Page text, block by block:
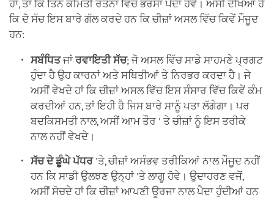
ਹਾਂ, ਤਾਂ ਕਿ ਤਿੰਨ ਕੀਮਤੀ ਰਤਨਾਂ ਵਿੱਚ ਭਰੋਸਾ ਪੈਦਾ ਹੋਵੇ। ਅਸੀਂ ਦੇਖਿਆ ਹੈ
ਕਿ ਦੋ ਸੱਚ ਇਸ ਬਾਰੇ ਗੱਲ ਕਰਦੇ ਹਨ ਕਿ ਚੀਜ਼ਾਂ ਅਸਲ ਵਿੱਚ ਕਿਵੇਂ ਮੌਜੂਦ
ਹਨ:
ਸਬੰਧਿਤਜਾਂਰਵਾਇਤੀ ਸੱਚ; ਜੋ ਅਸਲ ਵਿੱਚ ਸਾਡੇ ਸਾਹਮਣੇ ਪ੍ਰਗਟ
ਹੁੰਦਾ ਹੈ ਉਹ ਕਾਰਨਾਂ ਅਤੇ ਸਥਿਤੀਆਂ ਤੇ ਨਿਰਭਰ ਕਰਦਾ ਹੈ। ਜੇ
ਅਸੀਂ ਵੇਖਦੇ ਹਾਂ ਕਿ ਚੀਜ਼ਾਂ ਅਸਲ ਵਿੱਚ ਇਸ ਸੰਸਾਰ ਵਿੱਚ ਕਿਵੇਂ ਕੰਮ
ਕਰਦੀਆਂ ਹਨ, ਤਾਂ ਇਹੀ ਹੈ ਜਿਸ ਬਾਰੇ ਸਾਨੂੰ ਪਤਾ ਲੱਗੇਗਾ। ਪਰ
ਬਦਕਿਸਮਤੀ ਨਾਲ, ਅਸੀਂ ਆਮ ਤੌਰ ' ਤੇ ਚੀਜ਼ਾਂ ਨੂੰ ਇਸ ਤਰੀਕੇ
ਨਾਲ ਨਹੀਂ ਵੇਖਦੇ।
ਸੱਚ ਦੇ ਡੂੰਘੇ ਪੱਧਰ'ਤੇ, ਚੀਜ਼ਾਂ ਅਸੰਭਵ ਤਰੀਕਿਆਂ ਨਾਲ ਮੌਜੂਦ ਨਹੀਂ
ਹਨ ਕਿ ਸਾਡੀ ਉਲਝਣ ਉਨ੍ਹਾਂ 'ਤੇ ਲਾਗੂ ਹੋਵੇ। ਉਦਾਹਰਣ ਵਜੋਂ,
ਅਸੀਂ ਸੋਚਦੇ ਹਾਂ ਕਿ ਚੀਜ਼ਾਂ ਆਪਣੀ ਊਰਜਾ ਨਾਲ ਪੈਦਾ ਹੁੰਦੀਆਂ ਹਨ